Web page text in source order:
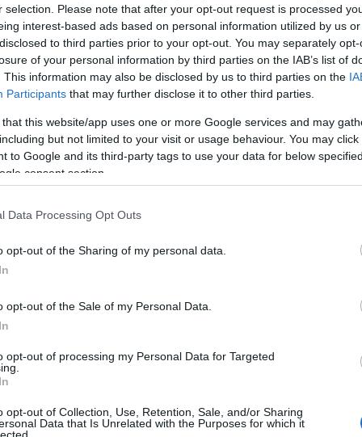
selection. Please note that after your opt-out request is processed
interest-based ads based on personal information utilized by us
to third parties prior to your opt-out. You may separately
of your personal information by third parties on the IAB’s list of
This information may also be disclosed by us to third parties on the
Participants that may further disclose it to other third parties.
that this website/app uses one or more Google services and may
but not limited to your visit or usage behaviour. You may
to Google and its third-party tags to use your data for below
consent section.
Data Processing Opt Outs
opt-out of the Sharing of my personal data.
opt-out of the Sale of my Personal Data.
opt-out of processing my Personal Data for Targeted
opt-out of Collection, Use, Retention, Sale, and/or Sharing
Data that Is Unrelated with the Purposes for which it
per celebrare l’impegno, la qualità e la
Italiano, in questo momento in grande
sui mercati esteri. “Il panorama
che attendono solo di essere
funzione di promuoverle e portarle a
”, ha dichiarato Donato Ala Giordano
aggiungendo “premiare Karasardegna ha
nei processi di divulgazione delle
negli aeroporti di Olbia e Alghero; un
grazie alle sinergie con il sito on-line di
, che porta i prodotti sardi in tutto il
all’aeroporto Olbia Costa
punto vendita nello scalo di Alghero.
sul web. Il dottor Lucio Murru, responsabile
dell’aeroporto di Olbia, a Legnano a
manager e i nostri addetti
ai passeggeri degli aeroporti del nord –
con la passione e l’entusiasmo di chi vuole